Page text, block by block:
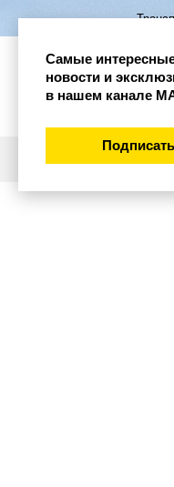
Самые
новости и
в нашем канале